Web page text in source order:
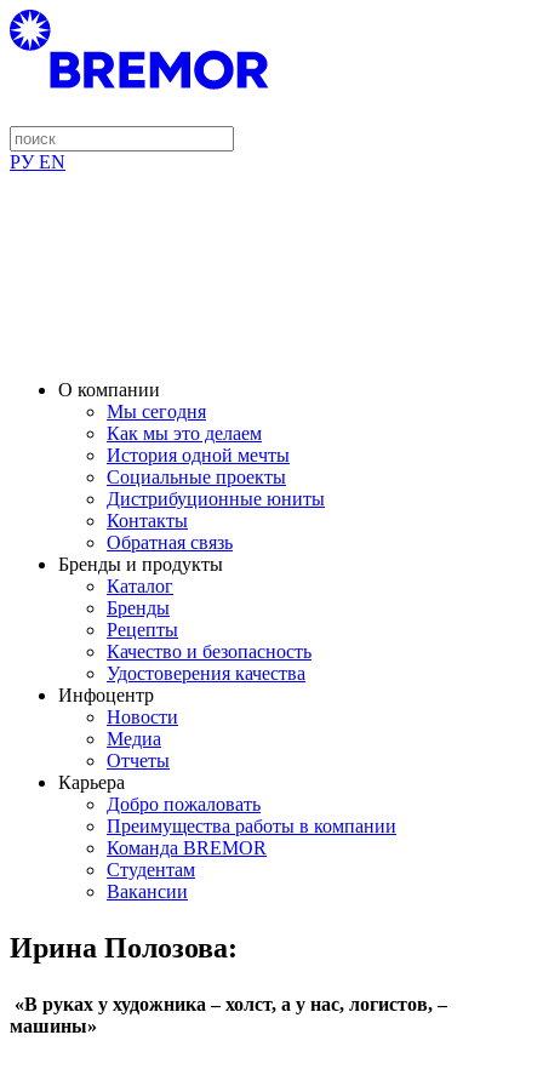
РУ EN
О компании
Мы сегодня
Как мы это делаем
История одной мечты
Социальные проекты
Дистрибуционные юниты
Контакты
Обратная связь
Бренды и продукты
Каталог
Бренды
Рецепты
Качество и безопасность
Удостоверения качества
Инфоцентр
Новости
Медиа
Отчеты
Карьера
Добро пожаловать
Преимущества работы в компании
Команда BREMOR
Студентам
Вакансии
Ирина Полозова:
«В руках у художника – холст, а у нас, логистов, –
машины»